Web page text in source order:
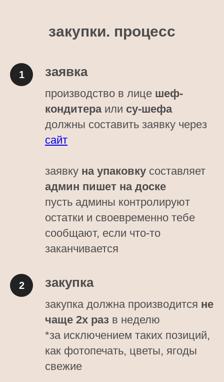
закупки. процесс
заявка
производство в лице шеф-
кондитераили су-шефа
должны составить заявку через
сайт
заявку на упаковку составляет
админ пишет на доске
пусть админы контролируют
остатки и своевременно тебе
сообщают, если что-то
заканчивается
закупка
закупка должна производится не
чаще 2х раз в неделю
*за исключением таких позиций,
как фотопечать, цветы, ягоды
свежие